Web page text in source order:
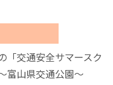
「交通安全サマースク
富山県交通公園～